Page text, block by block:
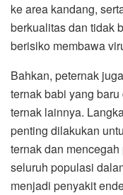
ke area kandang,
berkualitas dan tidak
berisiko membawa
Bahkan, peternak
ternak babi yang
ternak lainnya.
penting dilakukan
ternak dan
seluruh populasi
menjadi penyakit